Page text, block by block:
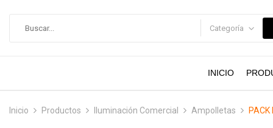
Categoría
INICIO
Inicio Productos Iluminación Comercial Ampolletas